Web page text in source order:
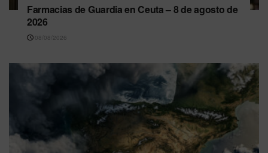
Farmacias de Guardia en Ceuta – 8 de agosto de
2026
08/08/2026